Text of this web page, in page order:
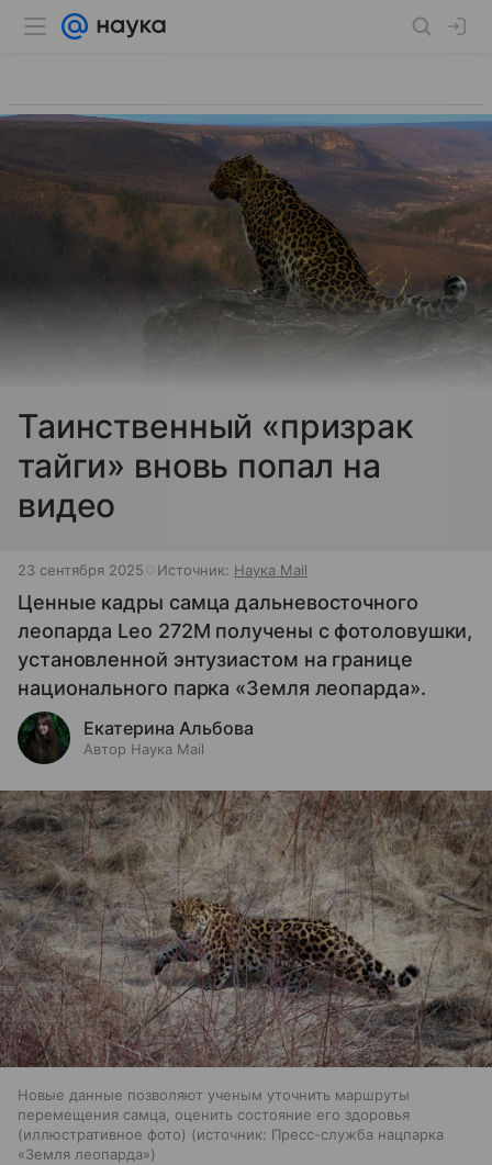
Таинственный «призрак
тайги» вновь попал на
видео
23 сентября 2025 Источник: Наука Mail
Ценные кадры самца дальневосточного
леопарда Leo 272M получены с фотоловушки,
установленной энтузиастом на границе
национального парка «Земля леопарда».
Екатерина Альбова
Автор Наука Mail
Новые данные позволяют ученым уточнить маршруты
перемещения самца, оценить состояние его здоровья
(иллюстративное фото)
источник: Пресс-служба нацпарка
«Земля леопарда»